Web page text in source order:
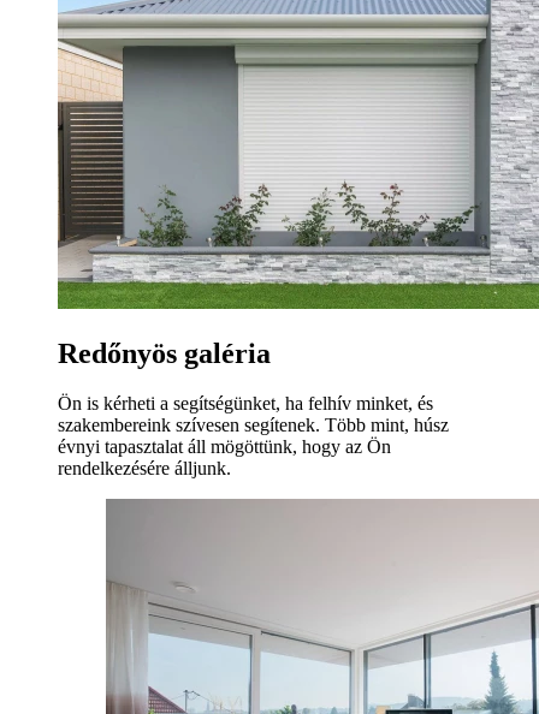
Redőnyös galéria
Ön is kérheti a segítségünket, ha felhív minket, és
szakembereink szívesen segítenek. Több mint, húsz
évnyi tapasztalat áll mögöttünk, hogy az Ön
rendelkezésére álljunk.